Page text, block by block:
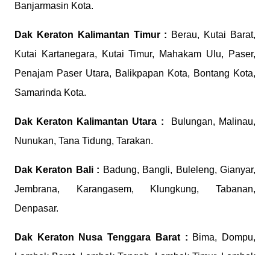
Banjarmasin Kota.
Dak Keraton Kalimantan Timur : Berau, Kutai Barat,
Kutai Kartanegara, Kutai Timur, Mahakam Ulu, Paser,
Penajam Paser Utara, Balikpapan Kota, Bontang Kota,
Samarinda Kota.
Dak Keraton Kalimantan Utara :
Bulungan, Malinau,
Nunukan, Tana Tidung, Tarakan.
Dak Keraton Bali : Badung, Bangli, Buleleng, Gianyar,
Jembrana, Karangasem, Klungkung, Tabanan,
Denpasar.
Dak Keraton Nusa Tenggara Barat : Bima, Dompu,